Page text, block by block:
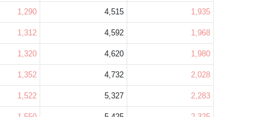
1,290 4,515 1,935
1,312 4,592 1,968
1,320 4,620 1,980
1,352 4,732 2,028
1,522 5,327 2,283